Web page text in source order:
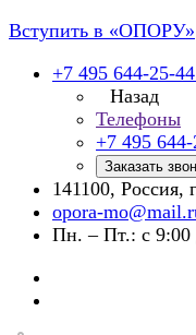
Вступить в «ОПОРУ»
+7 495 644-25-44
Назад
Телефоны
+7 495
Заказать
141100, Россия,
opora-
Пн. – Пт.: с 9:00